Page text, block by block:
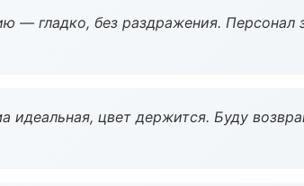
— гладко, без раздражения. Персонал
цвет держится. Буду